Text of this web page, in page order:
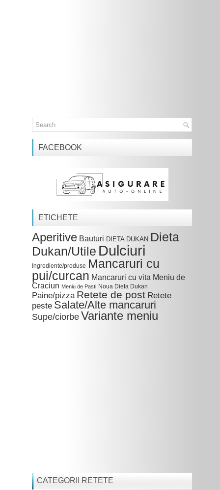
FACEBOOK
ETICHETE
Aperitive Bauturi DIETA DUKAN Dieta
Dukan/Utile Dulciuri
Ingrediente/produse Mancaruri cu
pui/curcan Mancaruri cu vita Meniu de
Craciun Meniu de Pasti Noua Dieta Dukan
Paine/pizza Retete de post Retete
peste Salate/Alte mancaruri
Supe/ciorbeVariante meniu
CATEGORII RETETE